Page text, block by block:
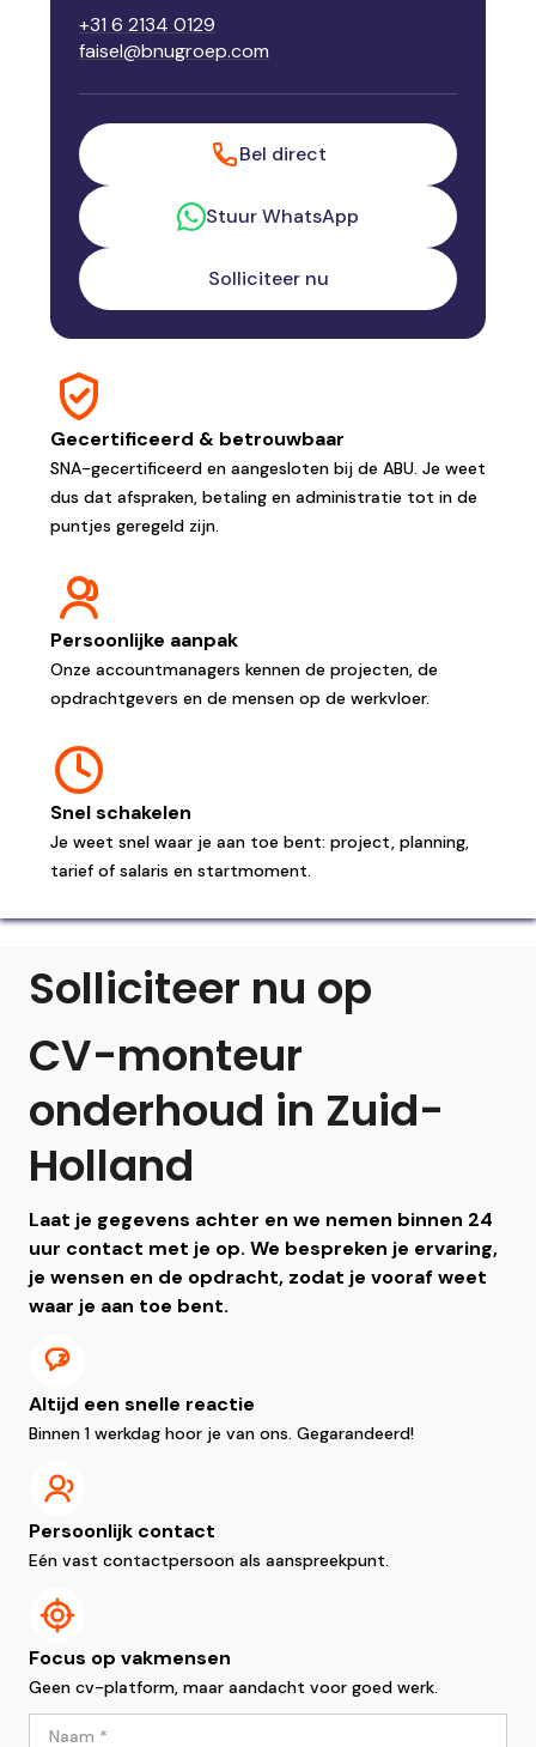
+31 6 2134 0129
faisel@bnugroep.com
Bel direct
Stuur WhatsApp
Solliciteer nu
Gecertificeerd & betrouwbaar
SNA-gecertificeerd en aangesloten bij de ABU. Je weet
dus dat afspraken, betaling en administratie tot in de
puntjes geregeld zijn.
Persoonlijke aanpak
Onze accountmanagers kennen de projecten, de
opdrachtgevers en de mensen op de werkvloer.
Snel schakelen
Je weet snel waar je aan toe bent: project, planning,
tarief of salaris en startmoment.
Solliciteer nu op
CV-monteur
onderhoud in Zuid-
Holland
Laat je gegevens achter en we nemen binnen 24
uur contact met je op. We bespreken je ervaring,
je wensen en de opdracht, zodat je vooraf weet
waar je aan toe bent.
Altijd een snelle reactie
Binnen 1 werkdag hoor je van ons. Gegarandeerd!
Persoonlijk contact
Eén vast contactpersoon als aanspreekpunt.
Focus op vakmensen
Geen cv-platform, maar aandacht voor goed werk.